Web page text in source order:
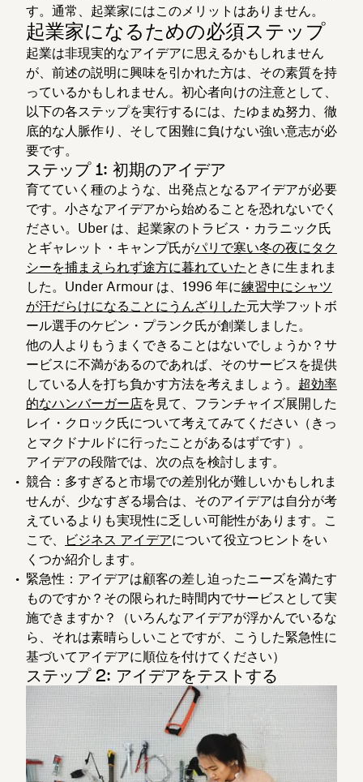
す。通常、起業家にはこのメリットはありません。
起業家になるための必須ステップ
起業は非現実的なアイデアに思えるかもしれません
が、前述の説明に興味を引かれた方は、その素質を持
っているかもしれません。初心者向けの注意として、
以下の各ステップを実行するには、たゆまぬ努力、徹
底的な人脈作り、そして困難に負けない強い意志が必
要です。
ステップ 1: 初期のアイデア
育てていく種のような、出発点となるアイデアが必要
です。小さなアイデアから始めることを恐れないでく
ださい。Uber は、起業家のトラビス・カラニック氏
とギャレット・キャンプ氏がパリで寒い冬の夜にタク
シーを捕まえられず途方に暮れていた ときに生まれま
した。Under Armour は、1996 年に練習中にシャツ
が汗だらけになることにうんざりした元大学フットボ
ール選手のケビン・プランク氏が創業しました。
他の人よりもうまくできることはないでしょうか？サ
ービスに不満があるのであれば、そのサービスを提供
している人を打ち負かす方法を考えましょう。 超効率
的なハンバーガー店を見て、フランチャイズ展開した
レイ・クロック氏について考えてみてください（きっ
とマクドナルドに行ったことがあるはずです）。
アイデアの段階では、次の点を検討します。
競合：多すぎると市場での差別化が難しいかもしれま
せんが、少なすぎる場合は、そのアイデアは自分が考
えているよりも実現性に乏しい可能性があります。こ
こで、
ビジネス アイデアについて役立つヒントをい
くつか紹介します。
緊急性：アイデアは顧客の差し迫ったニーズを満たす
ものですか？その限られた時間内でサービスとして実
施できますか？（いろんなアイデアが浮かんでいるな
ら、それは素晴らしいことですが、こうした緊急性に
基づいてアイデアに順位を付けてください）
ステップ 2: アイデアをテストする